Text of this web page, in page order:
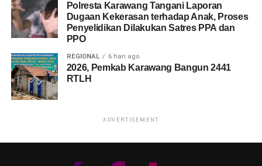
Polresta Karawang Tangani Laporan
Dugaan Kekerasan terhadap Anak, Proses
Penyelidikan Dilakukan Satres PPA dan
PPO
REGIONAL 6 hari ago
2026, Pemkab Karawang Bangun 2441
RTLH
ADVERTISEMENT